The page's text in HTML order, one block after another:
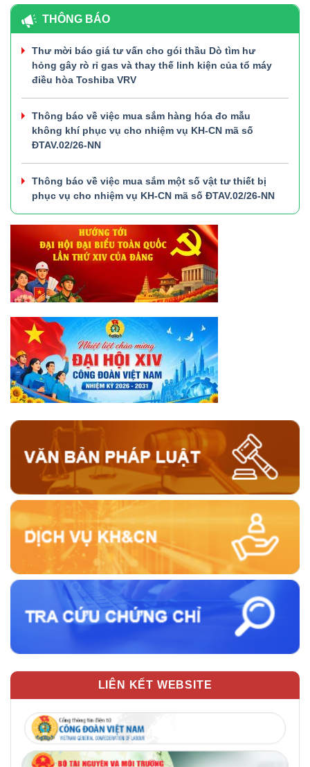
THÔNG BÁO
Thư mời báo giá tư vấn cho gói thầu Dò tìm hư
hỏng gây rò rỉ gas và thay thế linh kiện của tổ máy
điều hòa Toshiba VRV
Thông báo về việc mua sắm hàng hóa đo mẫu
không khí phục vụ cho nhiệm vụ KH-CN mã số
ĐTAV.02/26-NN
Thông báo về việc mua sắm một số vật tư thiết bị
phục vụ cho nhiệm vụ KH-CN mã số ĐTAV.02/26-NN
LIÊN KẾT WEBSITE